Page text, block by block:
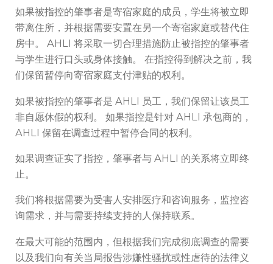
如果被指控的肇事者是寄宿家庭的成员，学生将被立即
带离住所，并根据需要安置在另一个寄宿家庭或替代住
房中。 AHLI 将采取一切合理措施防止被指控的肇事者
与学生进行口头或身体接触。 在指控得到解决之前，我
们保留暂停向寄宿家庭支付津贴的权利。
如果被指控的肇事者是 AHLI 员工，我们保留让该员工
非自愿休假的权利。 如果指控是针对 AHLI 承包商的，
AHLI 保留在调查过程中暂停合同的权利。
如果调查证实了指控，肇事者与 AHLI 的关系将立即终
止。
我们将根据需要为受害人安排医疗和咨询服务，监控咨
询需求，并与需要持续支持的人保持联系。
在最大可能的范围内，但根据我们完成彻底调查的需要
以及我们向有关当局报告涉嫌性骚扰或性虐待的法律义